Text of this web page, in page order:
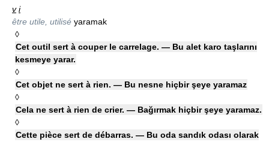
v i
être utile, utilisé yaramak
◊
Cet outil sert à couper le carrelage. — Bu alet karo taşlarını
kesmeye yarar.
◊
Cet objet ne sert à rien. — Bu nesne hiçbir şeye yaramaz
◊
Cela ne sert à rien de crier. — Bağırmak hiçbir şeye yaramaz.
◊
Cette pièce sert de débarras. — Bu oda sandık odası olarak